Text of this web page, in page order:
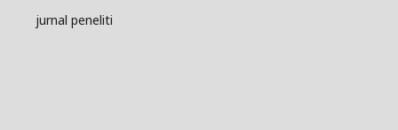
jurnal peneliti